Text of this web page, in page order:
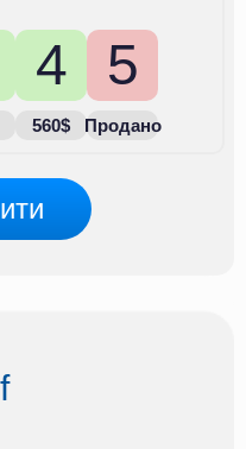
4
560$
5
Продано